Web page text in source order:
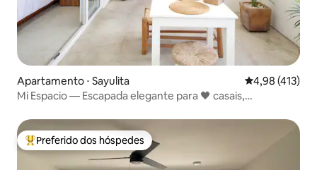
Apartamento ⋅ Sayulita 4,98 de uma
4,98 (413)
Mi Espacio — Escapada elegante para 🖤 casais,
Entre os melhores preferidos dos hóspedes
Preferido dos hóspedes